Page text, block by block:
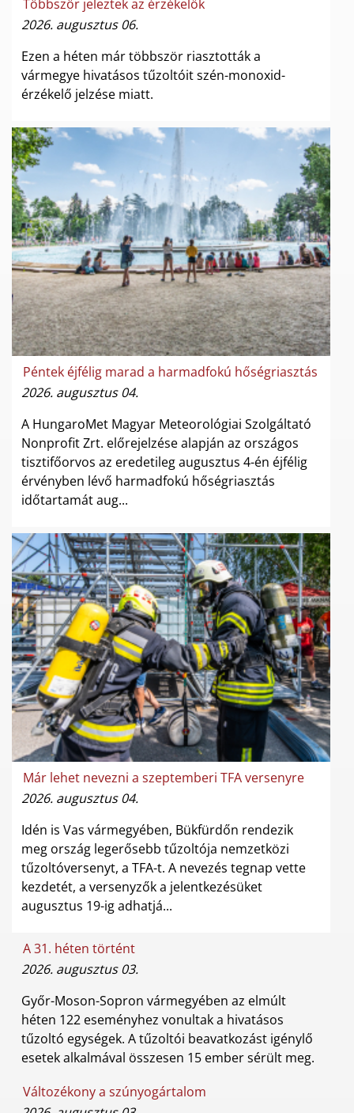
Többször jeleztek az érzékelők
2026. augusztus 06.
Ezen a héten már többször riasztották a
vármegye hivatásos tűzoltóit szén-monoxid-
érzékelő jelzése miatt.
Péntek éjfélig marad a harmadfokú hőségriasztás
2026. augusztus 04.
A HungaroMet Magyar Meteorológiai Szolgáltató
Nonprofit Zrt. előrejelzése alapján az országos
tisztifőorvos az eredetileg augusztus 4-én éjfélig
érvényben lévő harmadfokú hőségriasztás
időtartamát aug...
Már lehet nevezni a szeptemberi TFA versenyre
2026. augusztus 04.
Idén is Vas vármegyében, Bükfürdőn rendezik
meg ország legerősebb tűzoltója nemzetközi
tűzoltóversenyt, a TFA-t. A nevezés tegnap vette
kezdetét, a versenyzők a jelentkezésüket
augusztus 19-ig adhatjá...
A 31. héten történt
2026. augusztus 03.
Győr-Moson-Sopron vármegyében az elmúlt
héten 122 eseményhez vonultak a hivatásos
tűzoltó egységek. A tűzoltói beavatkozást igénylő
esetek alkalmával összesen 15 ember sérült meg.
Változékony a szúnyogártalom